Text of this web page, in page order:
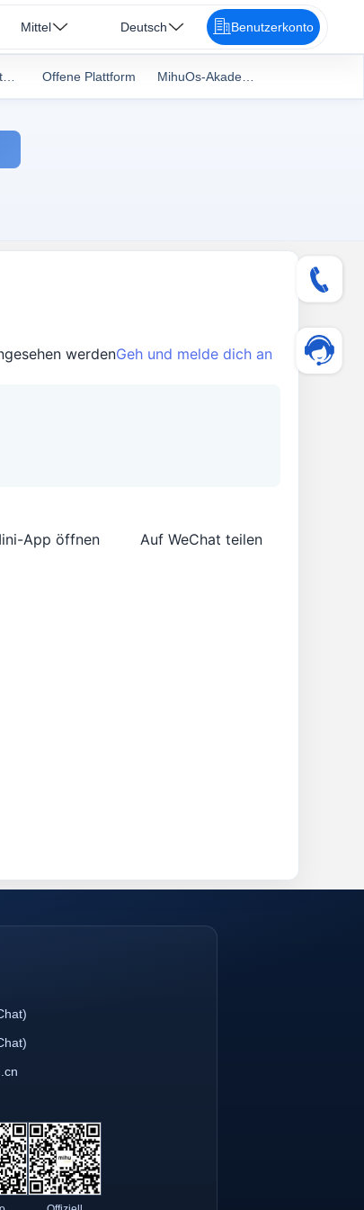
Mittel Deutsch Benutzerkonto
Offene Plattform
werdenGeh und melde dich an
Auf WeChat teilen
App öffnen